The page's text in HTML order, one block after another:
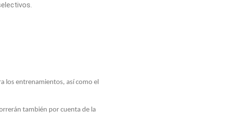
los entrenamientos, así como el
también por cuenta de la